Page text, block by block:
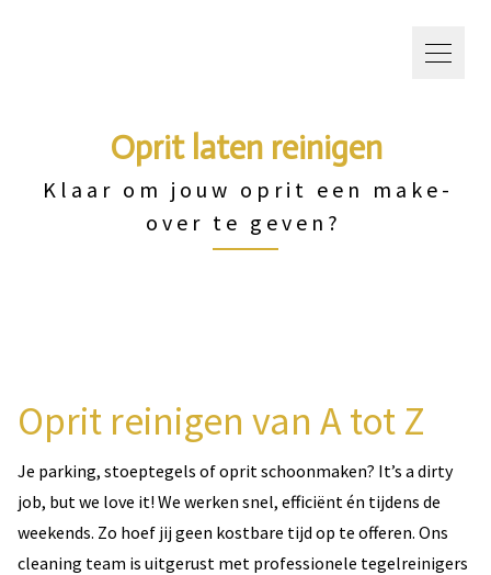
Oprit laten reinigen
Klaar om jouw oprit een make-
over te geven?
Oprit reinigen van A tot Z
Je parking, stoeptegels of oprit schoonmaken? It’s a dirty
job, but we love it! We werken snel, efficiënt én tijdens de
weekends. Zo hoef jij geen kostbare tijd op te offeren. Ons
cleaning team is uitgerust met professionele tegelreinigers